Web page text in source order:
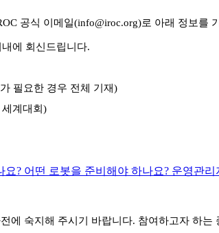
공식 이메일(info@iroc.org)로 아래 정보를
에 회신드립니다.
필요한 경우 전체 기재)
세계대회)
? 어떤 로봇을 준비해야 하나요? 운영관리
에 숙지해 주시기 바랍니다. 참여하고자 하